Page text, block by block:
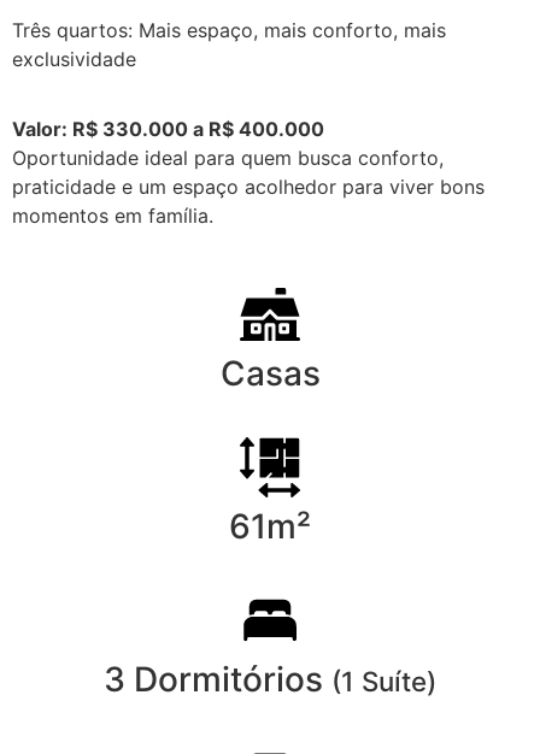
Três quartos: Mais espaço, mais conforto, mais
exclusividade
Valor: R$ 330.000 a R$ 400.000
Oportunidade ideal para quem busca conforto,
praticidade e um espaço acolhedor para viver bons
momentos em família.
Casas
61m²
3 Dormitórios (1 Suíte)